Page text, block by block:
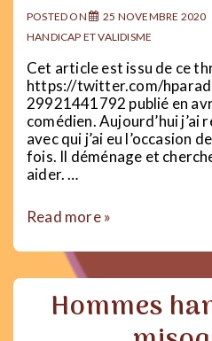
POSTED ON 25 NOVEMBRE 2020
HANDICAP ET VALIDISME
Cet article est issu de ce
https://twitter.com/
29921441792 publié en
comédien. Aujourd’hui j’ai
avec qui j’ai eu l’occasion
fois. Il déménage et
aider. …
Comment
handicap
impacte
capacité
Read more »
Hommes